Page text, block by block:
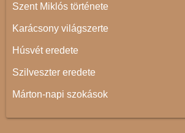
Szent Miklós története
Karácsony világszerte
Húsvét eredete
Szilveszter eredete
Márton-napi szokások